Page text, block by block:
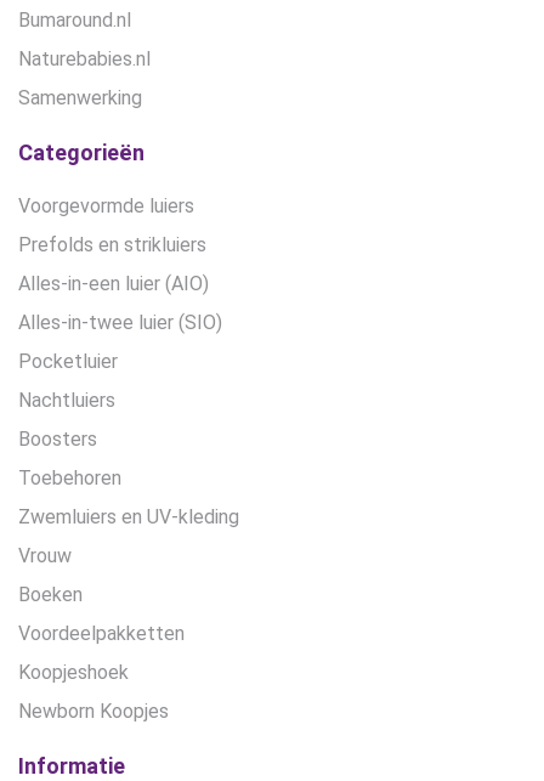
Bumaround.nl
Naturebabies.nl
Samenwerking
Categorieën
Voorgevormde luiers
Prefolds en strikluiers
Alles-in-een luier (AIO)
Alles-in-twee luier (SIO)
Pocketluier
Nachtluiers
Boosters
Toebehoren
Zwemluiers en UV-kleding
Vrouw
Boeken
Voordeelpakketten
Koopjeshoek
Newborn Koopjes
Informatie